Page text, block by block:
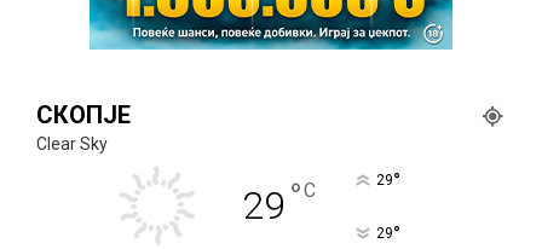
СКОПЈЕ
Clear Sky
29 °C 29°
29°